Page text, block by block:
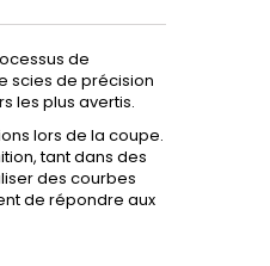
de
scies de précision
les plus avertis.
lors de la coupe.
tant dans des
des courbes
de répondre aux